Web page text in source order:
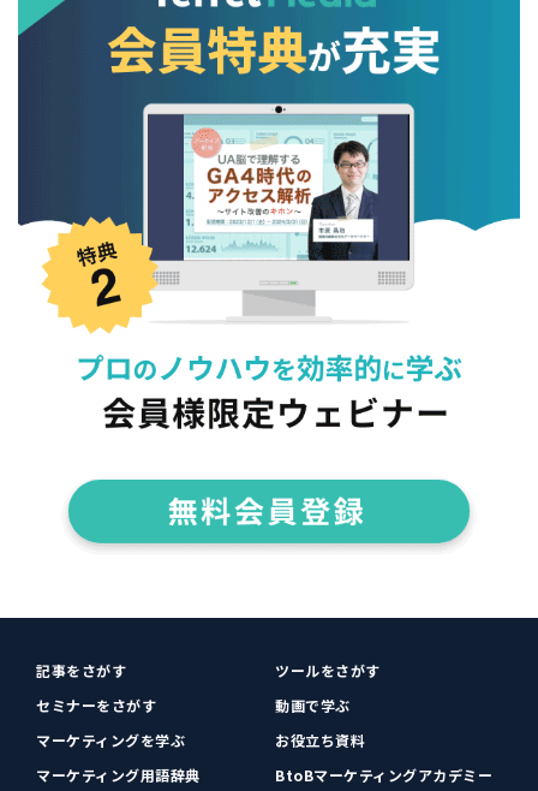
記事をさがす
ツールをさがす
セミナーをさがす
動画で学ぶ
マーケティングを学ぶ
お役立ち資料
マーケティング用語辞典
BtoBマーケティングアカデミー